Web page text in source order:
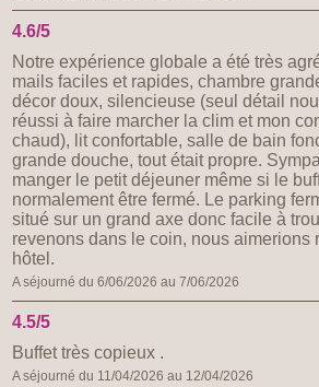
4.6/5
Notre expérience globale a été très
mails faciles et rapides, chambre
décor doux, silencieuse (seul détail
réussi à faire marcher la clim et mon
chaud), lit confortable, salle de bain
grande douche, tout était propre.
manger le petit déjeuner même si le
normalement être fermé. Le parking
situé sur un grand axe donc facile à
revenons dans le coin, nous aimerions
hôtel.
A séjourné du 6/06/2026 au 7/06/2026
4.5/5
Buffet très copieux .
A séjourné du 11/04/2026 au 12/04/2026